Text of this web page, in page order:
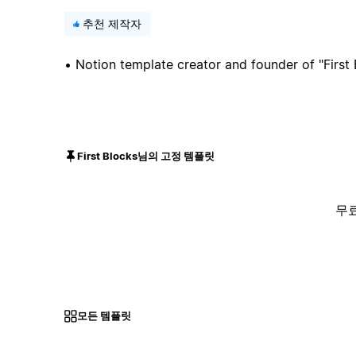
추천 제작자
• Notion template creator and founder of "First
First Blocks님의 고정 템플릿
무
모든 템플릿